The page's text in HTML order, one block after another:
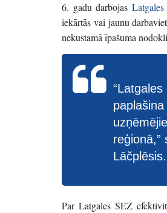
6. gadu darbojas
iekārtās vai jaunu
nekustamā īpašuma
Lāčplēsis.
Par Latgales SEZ